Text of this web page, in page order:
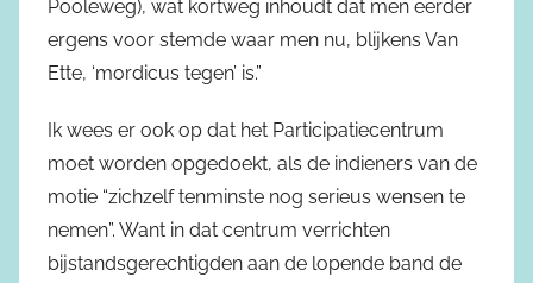
Pooleweg), wat kortweg inhoudt dat men eerder
ergens voor stemde waar men nu, blijkens Van
Ette, ‘mordicus tegen’ is.”
Ik wees er ook op dat het Participatiecentrum
moet worden opgedoekt, als de indieners van de
motie “zichzelf tenminste nog serieus wensen te
nemen”. Want in dat centrum verrichten
bijstandsgerechtigden aan de lopende band de